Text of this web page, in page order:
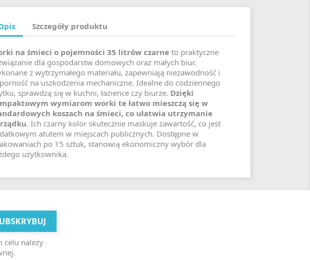
Szczegóły produktu
na śmieci o pojemności 35 litrów czarne to praktyczne
dla gospodarstw domowych oraz małych biur.
z wytrzymałego materiału, zapewniają niezawodność i
na uszkodzenia mechaniczne. Idealne do codziennego
sprawdzą się w kuchni, łazience czy biurze. Dzięki
wymiarom worki te łatwo mieszczą się w
koszach na śmieci, co ułatwia utrzymanie
. Ich czarny kolor skutecznie maskuje zawartość, co jest
atutem w miejscach publicznych. Dostępne w
po 15 sztuk, stanowią ekonomiczny wybór dla
użytkownika.
celu należy